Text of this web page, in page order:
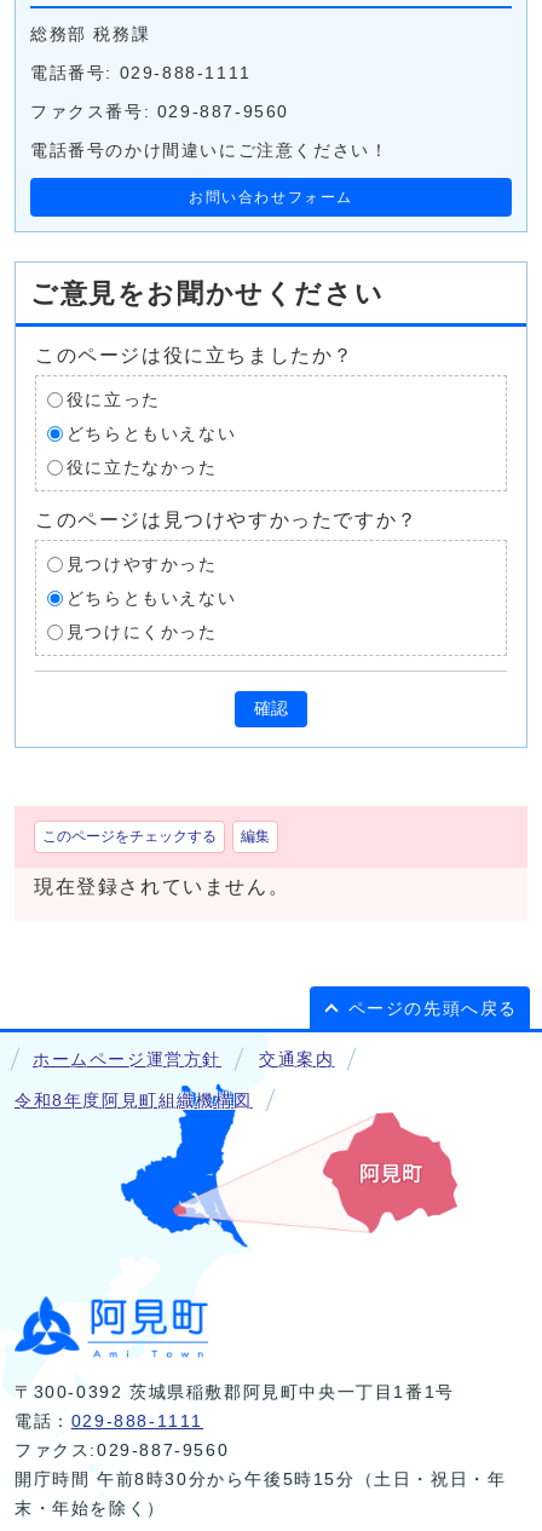
総務部 税務課
電話番号: 029-888-1111
ファクス番号: 029-887-9560
電話番号のかけ間違いにご注意ください！
お問い合わせフォーム
ご意見をお聞かせください
このページは役に立ちましたか？
役に立った
どちらともいえない
役に立たなかった
このページは見つけやすかったですか？
見つけやすかった
どちらともいえない
見つけにくかった
確認
このページをチェックする 編集
現在登録されていません。
ページの先頭へ戻る
ホームページ運営方針 交通案内
令和8年度阿見町組織機構図
〒300-0392 茨城県稲敷郡阿見町中央一丁目1番1号
電話： 029-888-1111
ファクス:029-887-9560
開庁時間 午前8時30分から午後5時15分（土日・祝日・年
末・年始を除く）